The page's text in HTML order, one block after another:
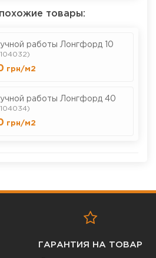
товары:
работы Лонгфорд 10
грн/м2
работы Лонгфорд 40
грн/м2
ГАРАНТИЯ НА ТОВАР